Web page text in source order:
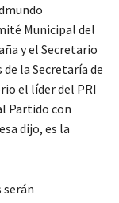
Municipal del
y el Secretario
la Secretaría de
el líder del PRI
Partido con
dijo, es la
serán